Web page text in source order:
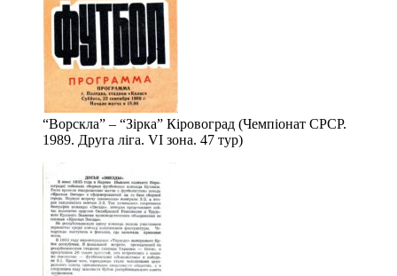
“Ворскла” – “Зірка” Кіровоград (Чемпіонат СРСР.
1989. Друга ліга. VІ зона. 47 тур)